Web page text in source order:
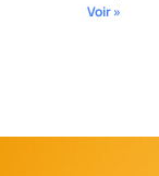
Voir »